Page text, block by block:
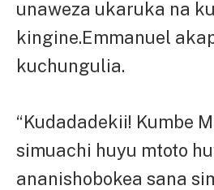
unaweza ukaruka na
kingine.Emmanuel
kuchungulia.
“Kudadadekii! Kumbe
simuachi huyu mtoto
ananishobokea sana